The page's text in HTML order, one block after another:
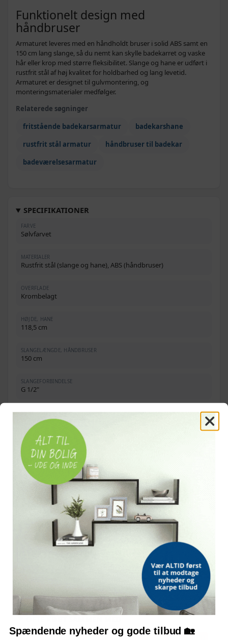
Funktionelt design med
håndbruser
Armaturet leveres med en håndholdt bruser i solid ABS samt en
150 cm lang slange, så du nemt kan skylle badekarret og vaske
hår eller krop med større fleksibilitet. Slange og hane er udført i
rustfrit stål af høj kvalitet for holdbarhed og lang levetid.
Armaturet er designet til gulvmontering, og
monteringsmaterialer medfølger.
Relaterede søgninger
fritstående badekarsarmatur
badekarshane
rustfrit stål armatur
håndbruser til badekar
badeværelsesarmatur
SPECIFIKATIONER
FARVE
Sølvfarvet
MATERIALER
Rustfrit stål (slange og hane), ABS (håndbruser)
OVERFLADE
Krombelagt
HØJDE, HANE
118,5 cm
SLANGELÆNGDE, HÅNDBRUSER
150 cm
SLANGEFORBINDELSE
G 1/2"
MONTERING
Fritstående, gulvmontering
OFTE STILLEDE SPØRGSMÅL
Leveres armaturet med håndbruser?
Hvilket materiale er armaturet lavet af?
Hvordan monteres armaturet?
Hvad er slangeforbindelsen?
Bemærk: FAQ er vejledende information. Vi tager forbehold for fejl og
mangler, og oplysningerne er ikke juridisk bindende.
POPULÆR TILBUD
Spændende nyheder og gode tilbud 🏡